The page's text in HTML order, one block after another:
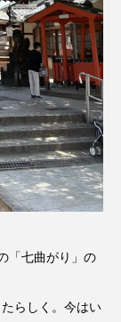
「七曲がり」の
らしく。今はい